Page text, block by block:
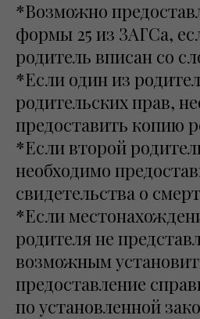
*Возможно
формы 25 из ЗАГСа,
родитель вписан со
*Если один из
родительских прав,
предоставить копию
*Если второй
необходимо
свидетельства о
*Если
родителя не
возможным
предоставление
по установленной